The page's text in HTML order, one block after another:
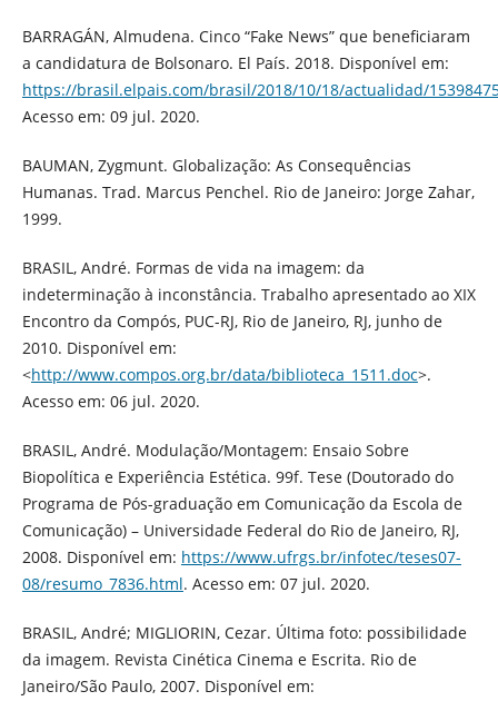
BARRAGÁN, Almudena. Cinco “Fake News” que beneficiaram
a candidatura de Bolsonaro. El País. 2018. Disponível em:
https://brasil.elpais.com/brasil/2018/10/18/actualidad/
Acesso em: 09 jul. 2020.
BAUMAN, Zygmunt. Globalização: As Consequências
Humanas. Trad. Marcus Penchel. Rio de Janeiro: Jorge Zahar,
1999.
BRASIL, André. Formas de vida na imagem: da
indeterminação à inconstância. Trabalho apresentado ao XIX
Encontro da Compós, PUC-RJ, Rio de Janeiro, RJ, junho de
2010. Disponível em:
<http://www.compos.org.br/data/biblioteca_1511.doc>.
Acesso em: 06 jul. 2020.
BRASIL, André. Modulação/Montagem: Ensaio Sobre
Biopolítica e Experiência Estética. 99f. Tese (Doutorado do
Programa de Pós-graduação em Comunicação da Escola de
Comunicação) – Universidade Federal do Rio de Janeiro, RJ,
2008. Disponível em: https://www.ufrgs.br/infotec/teses07-
08/resumo_7836.html. Acesso em: 07 jul. 2020.
BRASIL, André; MIGLIORIN, Cezar. Última foto: possibilidade
da imagem. Revista Cinética Cinema e Escrita. Rio de
Janeiro/São Paulo, 2007. Disponível em: